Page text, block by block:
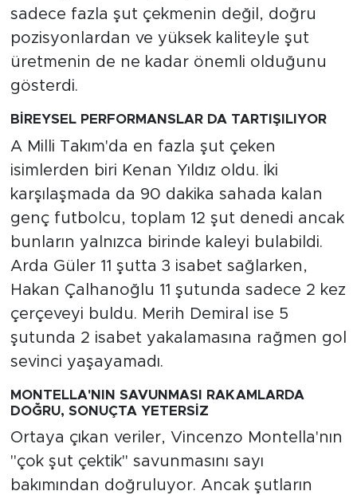
sadece fazla şut çekmenin değil, doğru
pozisyonlardan ve yüksek kaliteyle şut
üretmenin de ne kadar önemli olduğunu
gösterdi.
BİREYSEL PERFORMANSLAR DA TARTIŞILIYOR
A Milli Takım'da en fazla şut çeken
isimlerden biri Kenan Yıldız oldu. İki
karşılaşmada da 90 dakika sahada kalan
genç futbolcu, toplam 12 şut denedi ancak
bunların yalnızca birinde kaleyi bulabildi.
Arda Güler 11 şutta 3 isabet sağlarken,
Hakan Çalhanoğlu 11 şutunda sadece 2 kez
çerçeveyi buldu. Merih Demiral ise 5
şutunda 2 isabet yakalamasına rağmen gol
sevinci yaşayamadı.
MONTELLA'NIN SAVUNMASI RAKAMLARDA
DOĞRU, SONUÇTA YETERSİZ
Ortaya çıkan veriler, Vincenzo Montella'nın
"çok şut çektik" savunmasını sayı
bakımından doğruluyor. Ancak şutların